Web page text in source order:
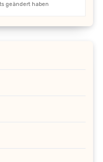
geändert haben